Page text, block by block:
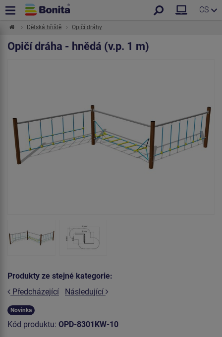
CS
Dětská hřiště Opičí dráhy
Opičí dráha - hnědá (v.p. 1 m)
Produkty ze stejné kategorie:
Předcházející
Následující
Novinka
Kód produktu: OPD-8301KW-10